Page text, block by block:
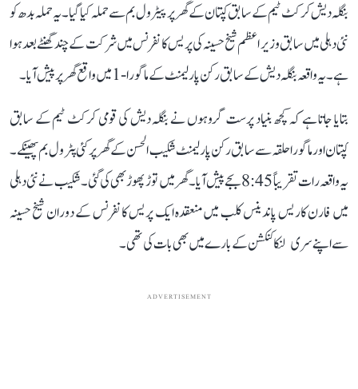
بنگلہ دیش کرکٹ ٹیم کے سابق کپتان کے گھر پر پیٹرول بم سے حملہ کیا گیا۔ یہ حملہ بدھ کو
نئی دہلی میں سابق وزیر اعظم شیخ حسینہ کی پریس کانفرنس میں شرکت کے چند گھنٹے بعد ہوا
ہے۔ یہ واقعہ بنگلہ دیش کے سابق رکن پارلیمنٹ کے ماگورا-1 میں واقع گھر پر پیش آیا۔
بتایا جاتا ہے کہ کچھ بنیاد پرست گروہوں نے بنگلہ دیش کی قومی کرکٹ ٹیم کے سابق
کپتان اور ماگورا حلقہ سے سابق رکن پارلیمنٹ شکیب الحسن کے گھر پر کئی پٹرول بم پھینکے۔
یہ واقعہ رات تقریباً 8:45 بجے پیش آیا۔ گھر میں توڑ پھوڑ بھی کی گئی۔ شکیب نے نئی دہلی
میں فارن کاریس پاندینس کلب میں منعقدہ ایک پریس کانفرنس کے دوران شیخ حسینہ
سے اپنے سری لنکا کنکشن کے بارے میں بھی بات کی تھی۔
ADVERTISEMENT